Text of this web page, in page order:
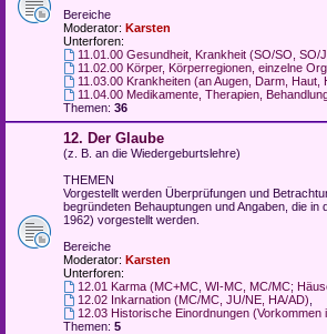
Bereiche
Moderator: Karsten
Unterforen:
11.01.00 Gesundheit, Krankheit (SO/SO, SO/
11.02.00 Körper, Körperregionen, einzelne
11.03.00 Krankheiten (an Augen, Darm, Haut,
11.04.00 Medikamente, Therapien,
Themen: 36
12. Der Glaube
(z. B. an die Wiedergeburtslehre)
THEMEN
Vorgestellt werden Überprüfungen und
begründeten Behauptungen und Angaben, die in
1962) vorgestellt werden.
Bereiche
Moderator: Karsten
Unterforen:
12.01 Karma (MC+MC, WI-MC, MC/MC;
12.02 Inkarnation (MC/MC, JU/NE, HA/AD)
12.03 Historische Einordnungen (Vorkommen
Themen: 5